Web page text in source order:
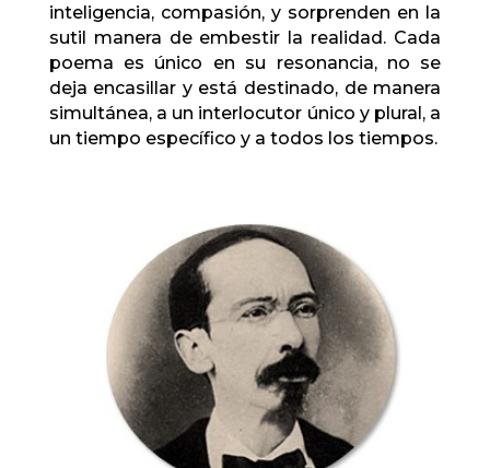
inteligencia, compasión, y sorprenden en la
sutil manera de embestir la realidad. Cada
poema es único en su resonancia, no se
deja encasillar y está destinado, de manera
simultánea, a un interlocutor único y plural, a
un tiempo específico y a todos los tiempos.